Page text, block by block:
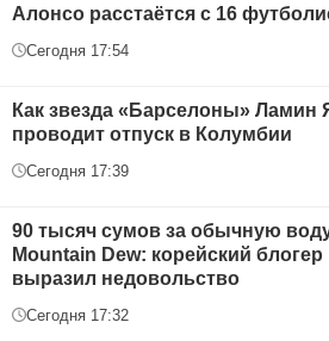
Алонсо расстаётся с 16
Сегодня 17:54
Как звезда «Барселоны» Ламин
проводит отпуск в Колумбии
Сегодня 17:39
90 тысяч сумов за обычную
Mountain Dew: корейский блогер
выразил недовольство
Сегодня 17:32